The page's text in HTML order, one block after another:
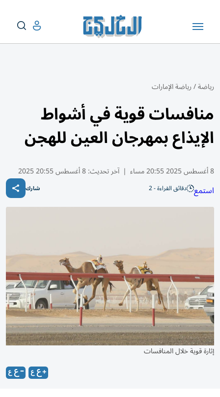
رياضة/رياضة الإمارات
منافسات قوية في أشواط
الإيذاع بمهرجان العين للهجن
8 أغسطس 2025 20:55 مساء | آخر تحديث:8 أغسطس 20:55 2025
استمع دقائق القراءة - 2 شارك
إثارة قوية خلال المنافسات